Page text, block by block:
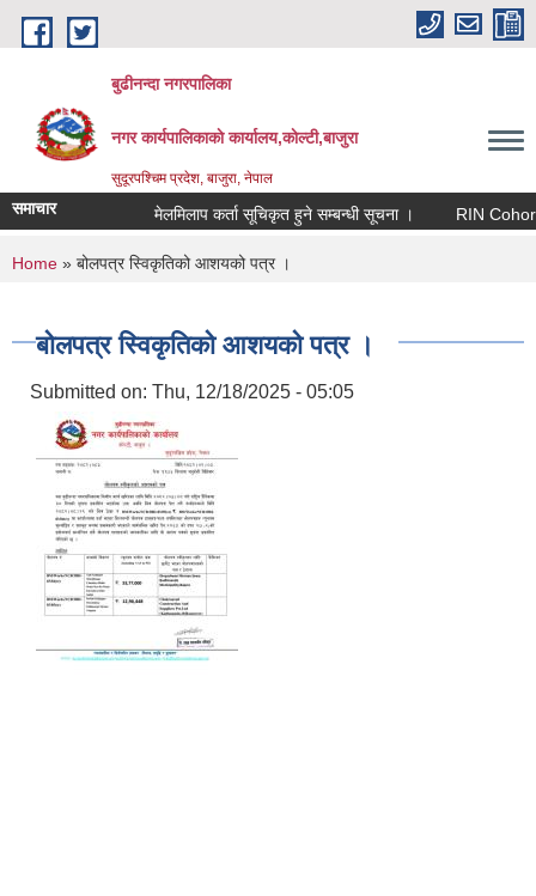
Skip to main content
बुढीनन्दा नगरपालिका
नगर कार्यपालिकाकाे कार्यालय,काेल्टी,बाजुरा
सुदूरपश्चिम प्रदेश, बाजुरा, नेपाल
समाचार मेलमिलाप कर्ता सूचिकृत हुने सम्बन्धी सूचना । RIN Cohor III
You are here
Home » बोलपत्र स्विकृतिको आशयको पत्र ।
बोलपत्र स्विकृतिको आशयको पत्र ।
Submitted on: Thu, 12/18/2025 - 05:05